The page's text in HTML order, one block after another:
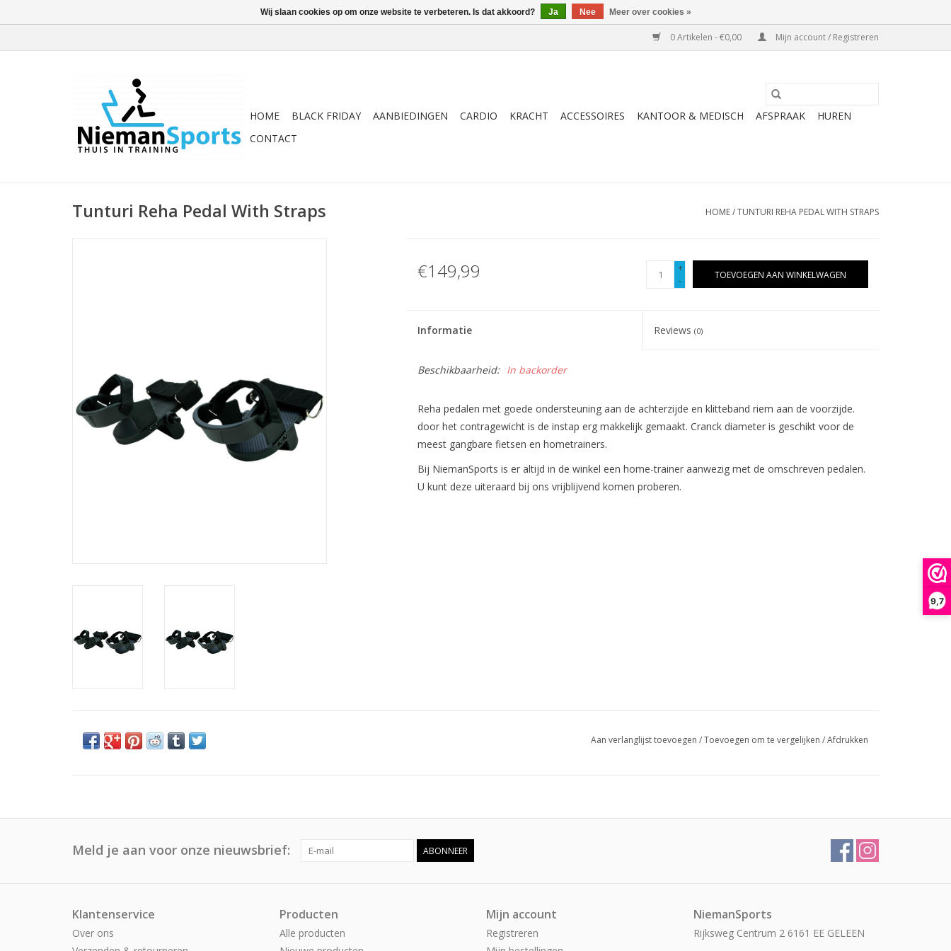
9,7
0 Artikelen - €0,00 Mijn account / Registreren
HOME BLACK FRIDAY AANBIEDINGEN CARDIO KRACHT ACCESSOIRES KANTOOR & MEDISCH AFSPRAAK
HUREN
CONTACT
Tunturi Reha Pedal With Straps HOME/TUNTURI REHA PEDAL WITH STRAPS
€149,99
+
-
TOEVOEGEN AAN WINKELWAGEN
Informatie Reviews(0)
Beschikbaarheid: In backorder
Reha pedalen met goede ondersteuning aan de achterzijde en klitteband riem aan de voorzijde.
door het contragewicht is de instap erg makkelijk gemaakt. Cranck diameter is geschikt voor de
meest gangbare fietsen en hometrainers.
Bij NiemanSports is er altijd in de winkel een home-trainer aanwezig met de omschreven pedalen.
U kunt deze uiteraard bij ons vrijblijvend komen proberen.
Aan verlanglijst toevoegen /Toevoegen om te vergelijken /Afdrukken
Meld je aan voor onze nieuwsbrief: ABONNEER
Klantenservice
Over ons
Producten
Alle producten
Mijn account
Registreren
NiemanSports
Rijksweg Centrum 2 6161 EE GELEEN
Wij slaan cookies op om onze website te verbeteren. Is dat akkoord? Ja Nee Meer over cookies »